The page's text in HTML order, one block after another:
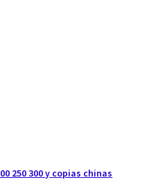
250 300 y copias chinas